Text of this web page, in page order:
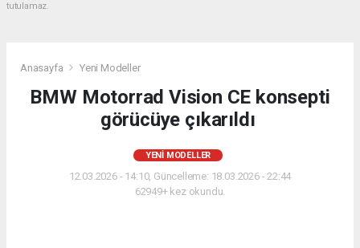
tutulamaz.
Anasayfa Yeni Modeller
BMW Motorrad Vision CE konsepti
görücüye çıkarıldı
YENI MODELLER
12.03.2026 - 14:10, Güncelleme: 18.03.2026 - 22:44
62949+ kez okundu.